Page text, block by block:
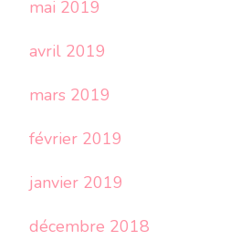
mai 2019
avril 2019
mars 2019
février 2019
janvier 2019
décembre 2018